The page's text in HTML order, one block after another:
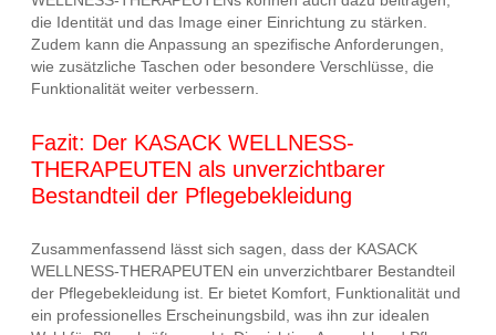
die Identität und das Image einer Einrichtung zu stärken.
Zudem kann die Anpassung an spezifische Anforderungen,
wie zusätzliche Taschen oder besondere Verschlüsse, die
Funktionalität weiter verbessern.
Fazit: Der KASACK WELLNESS-
THERAPEUTEN als unverzichtbarer
Bestandteil der Pflegebekleidung
Zusammenfassend lässt sich sagen, dass der KASACK
WELLNESS-THERAPEUTEN ein unverzichtbarer Bestandteil
der Pflegebekleidung ist. Er bietet Komfort, Funktionalität und
ein professionelles Erscheinungsbild, was ihn zur idealen